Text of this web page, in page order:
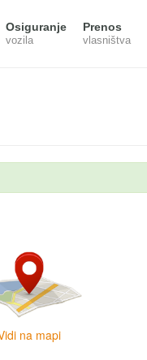
Osiguranje
vozila
Prenos
vlasništva
na mapi